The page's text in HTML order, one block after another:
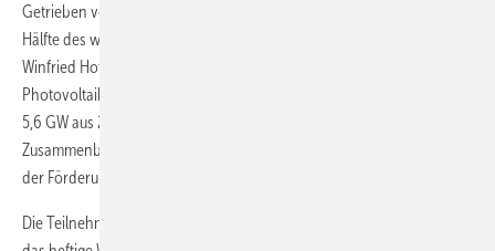
Getrieben von der positiven Entwicklung in Deutschland, wo fast die
Hälfte des weltweiten Zubaus erfolgte, prognostizierte EPIA-Präsident
Winfried Hoffmann für dieses Jahr einen weltweiten
Photovoltaikmarkt von 6,6 bis 6,8 GW. Damit werde gegenüber den
5,6 GW aus 2008 ein leichtes Wachstum erreicht. Und dies trotz des
Zusammenbruchs des spanischen Solarmarkts nach der Deckelung
der Förderung.
Die Teilnehmer der Veranstaltung diskutierten auch die Ursachen für